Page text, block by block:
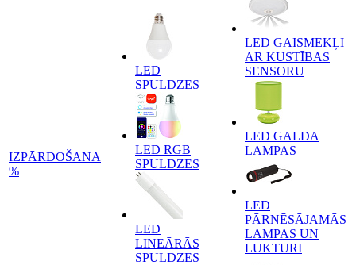
IZPĀRDOŠANA
%
LED
SPULDZES
LED RGB
SPULDZES
LED
LINEĀRĀS
SPULDZES
LED GAISMEKĻI
AR KUSTĪBAS
SENSORU
LED GALDA
LAMPAS
LED
PĀRNĒSĀJAMĀS
LAMPAS UN
LUKTURI